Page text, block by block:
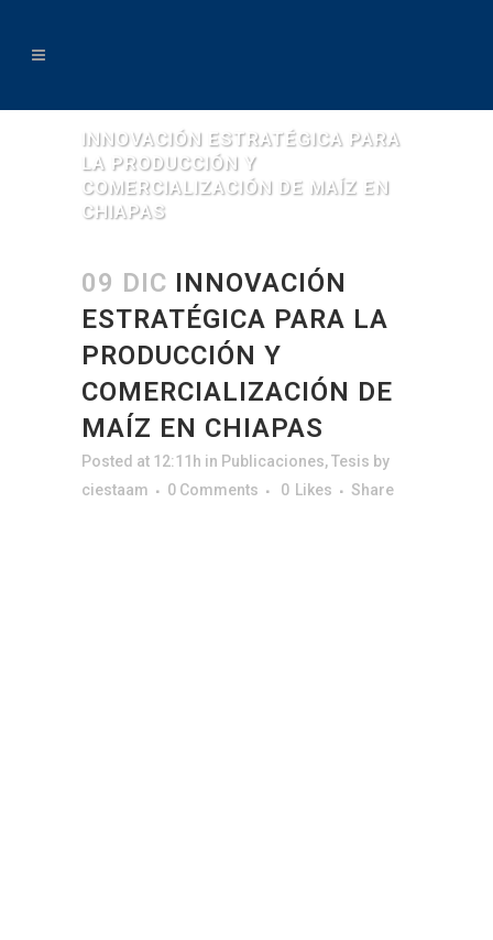
INNOVACIÓN ESTRATÉGICA PARA
LA PRODUCCIÓN Y
COMERCIALIZACIÓN DE MAÍZ EN
CHIAPAS
09 DIC INNOVACIÓN
ESTRATÉGICA PARA LA
PRODUCCIÓN Y
COMERCIALIZACIÓN DE
MAÍZ EN CHIAPAS
Posted at 12:11h in Publicaciones,Tesis by
ciestaam
0 Comments 0 Likes Share